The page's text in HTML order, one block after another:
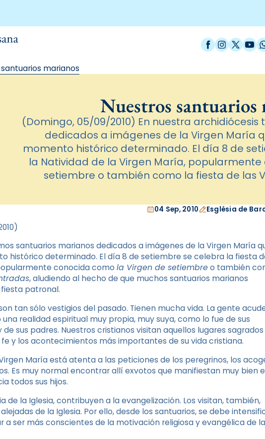
Facebook
Instagram
X /
marianos
Nuestros santuarios
(Domingo, 05/09/2010) En nuestra
dedicados a imágenes de la Virgen María
momento histórico determinado. El día 8 de
la Natividad de la Virgen María,
setiembre o también como la fiesta de las
04 Sep, 2010 Església de
santuarios marianos dedicados a imágenes de la Virgen María
histórico determinado. El día 8 de setiembre se celebra la fiesta
conocida como la Virgen de setiembreo también
, aludiendo al hecho de que muchos santuarios marianos
patronal.
tan sólo vestigios del pasado. Tienen mucha vida. La gente
realidad espiritual muy propia, muy suya, como lo fue de sus
sus padres. Nuestros cristianos visitan aquellos lugares
y los acontecimientos más importantes de su vida cristiana.
María está atenta a las peticiones de los peregrinos, los
Es muy normal encontrar allí exvotos que manifiestan muy bien
todos sus hijos.
de la Iglesia, contribuyen a la evangelización. Los visitan, también,
de la Iglesia. Por ello, desde los santuarios, se debe
a ser más conscientes de la motivación religiosa y evangélica de